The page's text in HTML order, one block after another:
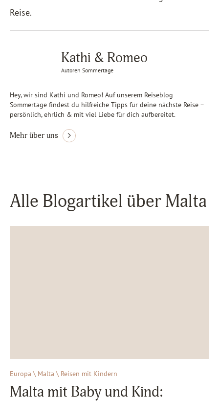
Reise.
Kathi & Romeo
Autoren Sommertage
Hey, wir sind Kathi und Romeo! Auf unserem Reiseblog
Sommertage findest du hilfreiche Tipps für deine nächste Reise –
persönlich, ehrlich & mit viel Liebe für dich aufbereitet.
Mehr über uns
Alle Blogartikel über Malta
Europa \ Malta \ Reisen mit Kindern
Malta mit Baby und Kind: